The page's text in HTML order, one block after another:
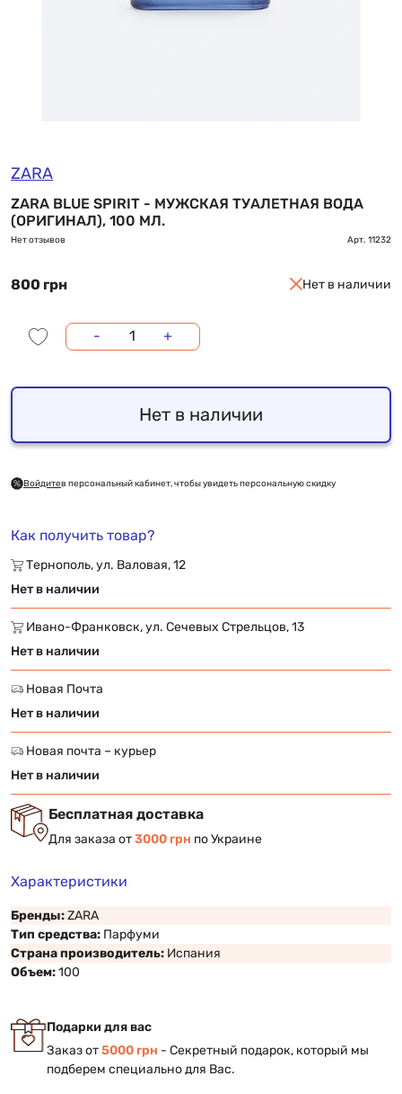
ZARA
ZARA BLUE SPIRIT - МУЖСКАЯ ТУАЛЕТНАЯ ВОДА
(ОРИГИНАЛ), 100 МЛ.
Нет отзывов Арт. 11232
800 грн Нет в наличии
- +
Нет в наличии
Войдитев персональный кабинет, чтобы увидеть персональную скидку
Как получить товар?
Тернополь, ул. Валовая, 12
Нет в наличии
Ивано-Франковск, ул. Сечевых Стрельцов, 13
Нет в наличии
Новая Почта
Нет в наличии
Новая почта – курьер
Нет в наличии
Бесплатная доставка
Для заказа от3000 грн по Украине
Характеристики
Бренды:ZARA
Тип средства: Парфуми
Страна производитель: Испания
Объем:100
Подарки для вас
Заказ от5000 грн - Секретный подарок, который мы
подберем специально для Вас.